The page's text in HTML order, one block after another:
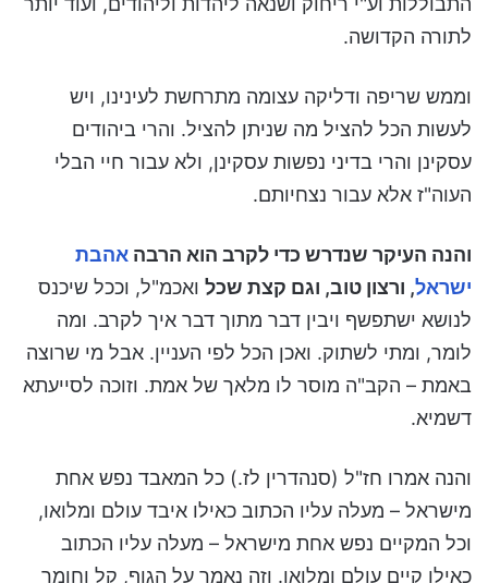
לתורה הקדושה.
וממש שריפה ודליקה עצומה מתרחשת לעינינו, ויש
לעשות הכל להציל מה שניתן להציל. והרי ביהודים
עסקינן והרי בדיני נפשות עסקינן, ולא עבור חיי הבלי
העוה"ז אלא עבור נצחיותם.
והנה העיקר שנדרש כדי לקרב הוא הרבה אהבת
ישראל, ורצון טוב, וגם קצת שכל ואכמ"ל, וככל שיכנס
לנושא ישתפשף ויבין דבר מתוך דבר איך לקרב. ומה
לומר, ומתי לשתוק. ואכן הכל לפי העניין. אבל מי שרוצה
באמת – הקב"ה מוסר לו מלאך של אמת. וזוכה לסייעתא
דשמיא.
והנה אמרו חז"ל (סנהדרין לז.) כל המאבד נפש אחת
מישראל – מעלה עליו הכתוב כאילו איבד עולם ומלואו,
וכל המקיים נפש אחת מישראל – מעלה עליו הכתוב
כאילו קיים עולם ומלואו. וזה נאמר על הגוף, קל וחומר